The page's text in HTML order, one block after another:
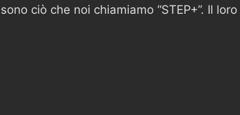
ciò che noi chiamiamo “STEP+”. Il loro